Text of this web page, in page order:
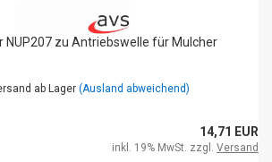
NUP207 zu Antriebswelle für Mulcher
ab Lager (Ausland abweichend)
14,71 EUR
inkl. 19% MwSt. zzgl. Versand